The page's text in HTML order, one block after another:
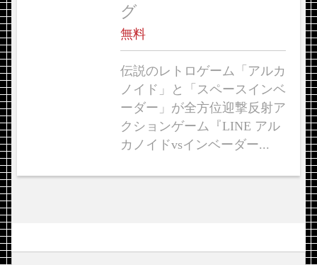
グ
無料
伝説のレトロゲーム「アルカ
ノイド」と「スペースインベ
ーダー」が全方位迎撃反射ア
クションゲーム『LINE アル
カノイドvsインベーダー...